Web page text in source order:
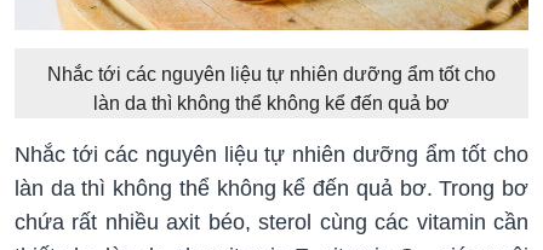
Nhắc tới các nguyên liệu tự nhiên dưỡng ẩm tốt cho
làn da thì không thể không kể đến quả bơ
Nhắc tới các nguyên liệu tự nhiên dưỡng ẩm tốt cho
làn da thì không thể không kể đến quả bơ. Trong bơ
chứa rất nhiều axit béo, sterol cùng các vitamin cần